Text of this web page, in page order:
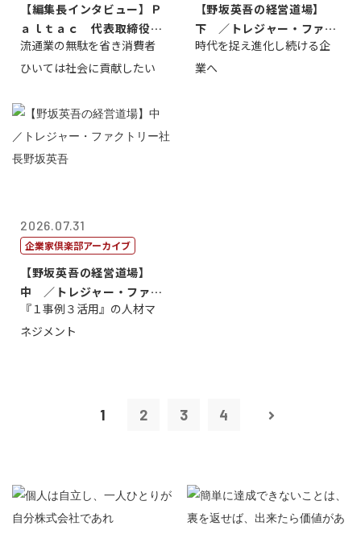
【編集長インタビュー】Ｐ
ａｌｔａｃ 代表取締役会
長三木田國夫
流通業の無駄を省き消費者
ひいては社会に貢献したい
【野坂英吾の経営道場】
下 ／トレジャー・ファク
トリー社長野坂...
時代を捉え進化し続ける企
業へ
2026.07.31
企業家倶楽部アーカイブ
【野坂英吾の経営道場】
中 ／トレジャー・ファク
トリー社長野坂...
『１事例３活用』の人材マ
ネジメント
1 2 3 4